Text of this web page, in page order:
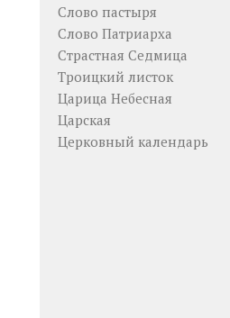
Слово пастыря
Слово Патриарха
Страстная Седмица
Троицкий листок
Царица Небесная
Царская
Церковный календарь